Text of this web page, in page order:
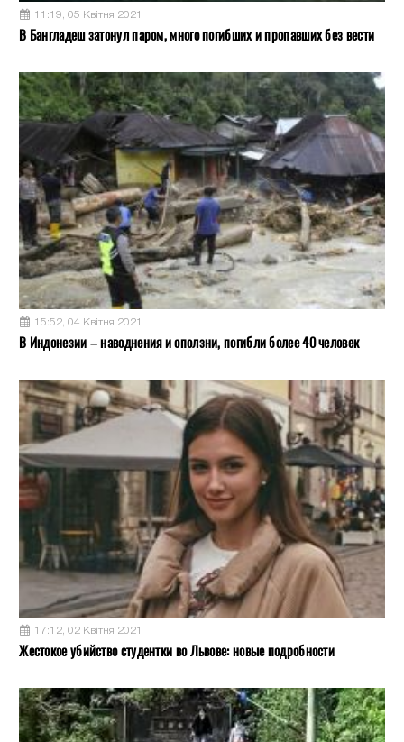
11:19, 05 Квітня 2021
В Бангладеш затонул паром, много погибших и пропавших без вести
15:52, 04 Квітня 2021
В Индонезии – наводнения и оползни, погибли более 40 человек
17:12, 02 Квітня 2021
Жестокое убийство студентки во Львове: новые подробности